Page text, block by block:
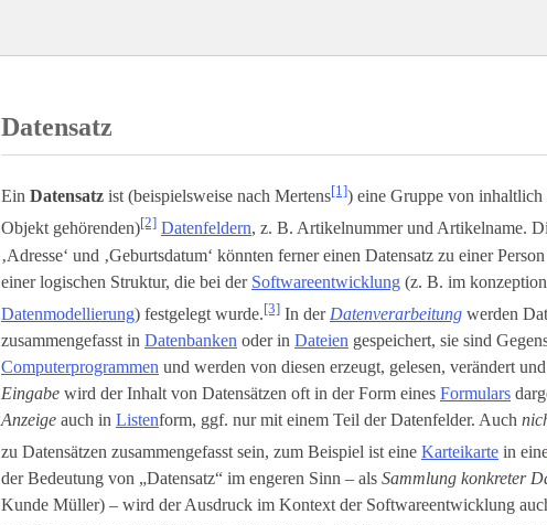
Datensatz
Ein Datensatz ist (beispielsweise nach Mertens[1]) eine Gruppe von inhaltlich
Objekt gehörenden)[2] Datenfeldern, z. B. Artikelnummer und Artikelname.
‚Adresse‘ und ‚Geburtsdatum‘ könnten ferner einen Datensatz zu einer
einer logischen Struktur, die bei der Softwareentwicklung (z. B. im
Datenmodellierung) festgelegt wurde.[3] In der Datenverarbeitung werden
zusammengefasst in Datenbanken oder in Dateien gespeichert, sie sind
Computerprogrammen und werden von diesen erzeugt, gelesen, verändert
Eingabe wird der Inhalt von Datensätzen oft in der Form eines Formulars
Anzeige auch in Listen­form, ggf. nur mit einem Teil der Datenfelder. Auch
zu Datensätzen zusammengefasst sein, zum Beispiel ist eine Karteikarte in
der Bedeutung von „Datensatz“ im engeren Sinn – als Sammlung konkreter
Kunde Müller) – wird der Ausdruck im Kontext der Softwareentwicklung